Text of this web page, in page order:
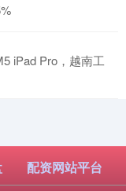
iPad Pro，越南工
配资网站平台